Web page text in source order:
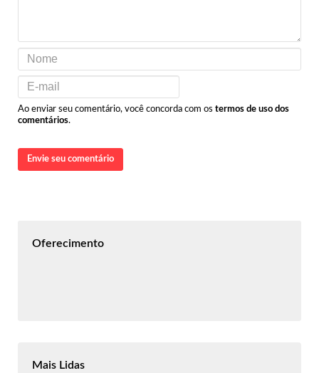
Ao enviar seu comentário, você concorda com os termos de uso dos
comentários.
Envie seu comentário
Oferecimento
Mais Lidas